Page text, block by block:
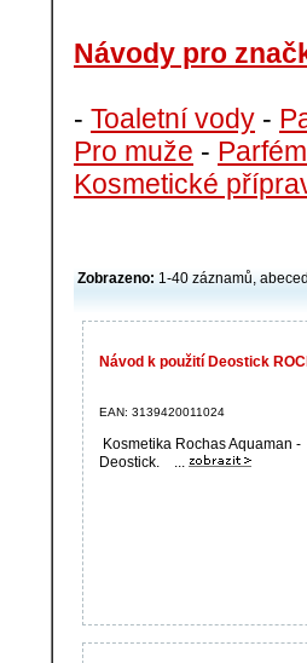
Návody pro
- Toaletní vody -
Pro muže -
Kosmetické
Zobrazeno: 1-40 záznamů,
Návod k použití Deostick
EAN: 3139420011024
Kosmetika Rochas Aquaman -
Deostick. ...